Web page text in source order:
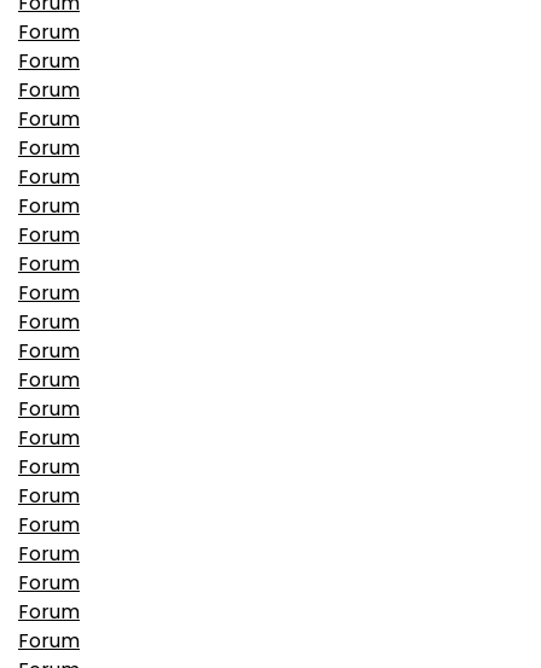
Forum
Forum
Forum
Forum
Forum
Forum
Forum
Forum
Forum
Forum
Forum
Forum
Forum
Forum
Forum
Forum
Forum
Forum
Forum
Forum
Forum
Forum